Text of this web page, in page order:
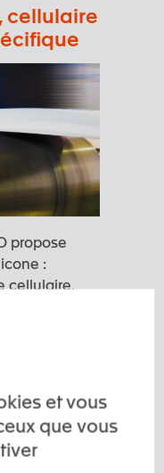
cellulaire
propose
:
cellulaire,
de
de la matière
tenue
et vous
que vous